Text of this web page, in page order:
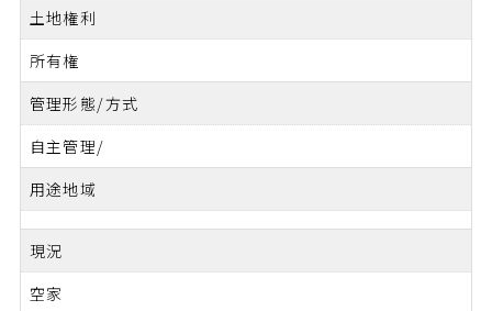
土地権利
所有権
管理形態/方式
自主管理/
用途地域
現況
空家